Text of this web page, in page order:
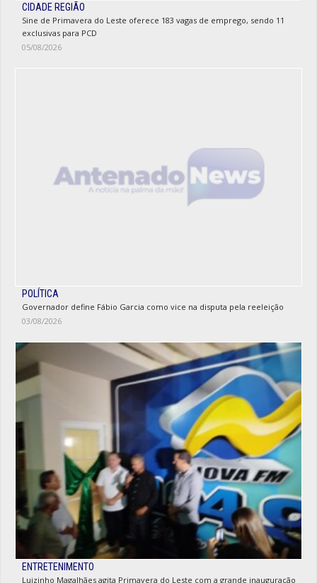
CIDADE REGIÃO
Sine de Primavera do Leste oferece 183 vagas de emprego, sendo 11
exclusivas para PCD
05/08/2026
POLÍTICA
Governador define Fábio Garcia como vice na disputa pela reeleição
03/08/2026
ENTRETENIMENTO
Luizinho Magalhães agita Primavera do Leste com a grande inauguração